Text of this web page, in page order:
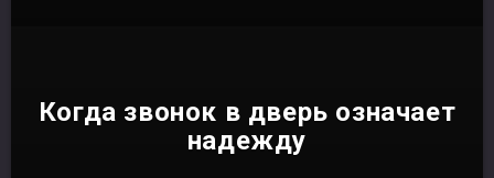
Когда звонок в дверь означает
надежду